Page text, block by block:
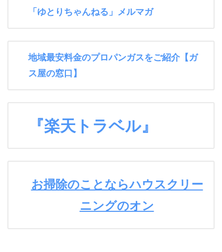
「ゆとりちゃんねる」メルマガ
地域最安料金のプロパンガスをご紹介【ガ
ス屋の窓口】
『楽天トラベル』
お掃除のことならハウスクリー
ニングのオン